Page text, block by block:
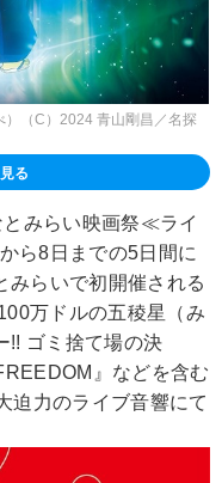
（C）2024 青山剛昌／名探
る
とみらい映画祭≪ライ
ら8日までの5日間に
みらいで初開催される
万ドルの五稜星（み
!! ゴミ捨て場の決
』などを含む
迫力のライブ音響にて